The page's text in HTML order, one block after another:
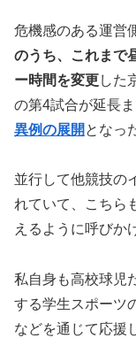
危機感のある運営
のうち、これまで
ー時間を変更した
の第4試合が延長ま
異例の展開 となっ
並行して他競技の
れていて、こちら
えるように呼びか
私自身も高校球児
する学生スポーツ
などを通じて応援